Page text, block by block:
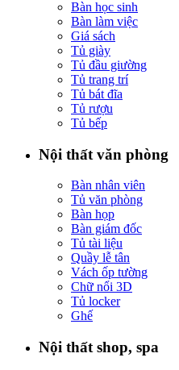
Bàn học sinh
Bàn làm việc
Giá sách
Tủ giày
Tủ đầu giường
Tủ trang trí
Tủ bát đĩa
Tủ rượu
Tủ bếp
Nội thất văn phòng
Bàn nhân viên
Tủ văn phòng
Bàn họp
Bàn giám đốc
Tủ tài liệu
Quầy lễ tân
Vách ốp tường
Chữ nổi 3D
Tủ locker
Ghế
Nội thất shop, spa